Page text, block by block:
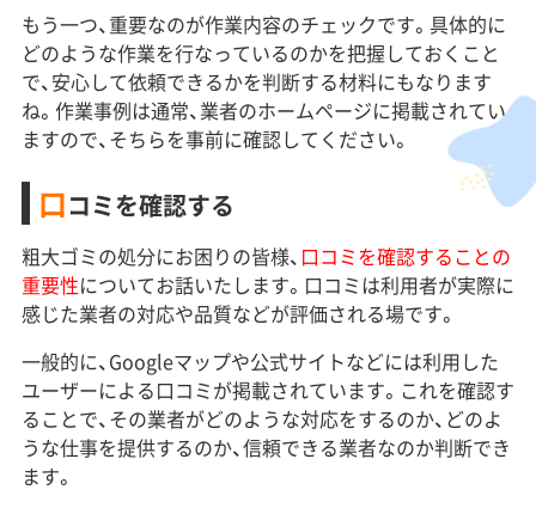
もう一つ、重要なのが作業内容のチェックです。具体的に
どのような作業を行なっているのかを把握しておくこと
で、安心して依頼できるかを判断する材料にもなります
ね。作業事例は通常、業者のホームページに掲載されてい
ますので、そちらを事前に確認してください。
口コミを確認する
粗大ゴミの処分にお困りの皆様、 口コミを確認することの
重要性についてお話いたします。口コミは利用者が実際に
感じた業者の対応や品質などが評価される場です。
一般的に、Googleマップや公式サイトなどには利用した
ユーザーによる口コミが掲載されています。これを確認す
ることで、その業者がどのような対応をするのか、どのよ
うな仕事を提供するのか、信頼できる業者なのか判断でき
ます。